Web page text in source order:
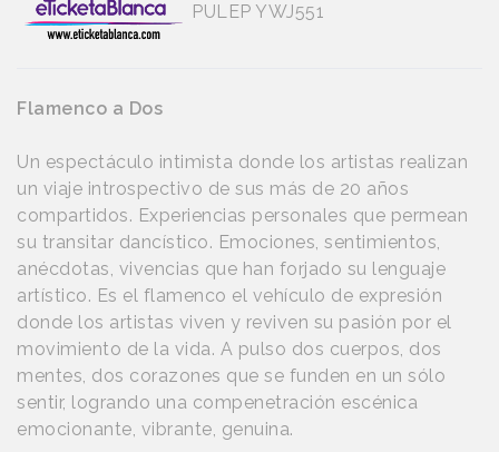
PULEP YWJ551
Flamenco a Dos
Un espectáculo intimista donde los artistas realizan
un viaje introspectivo de sus más de 20 años
compartidos. Experiencias personales que permean
su transitar dancístico. Emociones, sentimientos,
anécdotas, vivencias que han forjado su lenguaje
artístico. Es el flamenco el vehículo de expresión
donde los artistas viven y reviven su pasión por el
movimiento de la vida. A pulso dos cuerpos, dos
mentes, dos corazones que se funden en un sólo
sentir, logrando una compenetración escénica
emocionante, vibrante, genuina.